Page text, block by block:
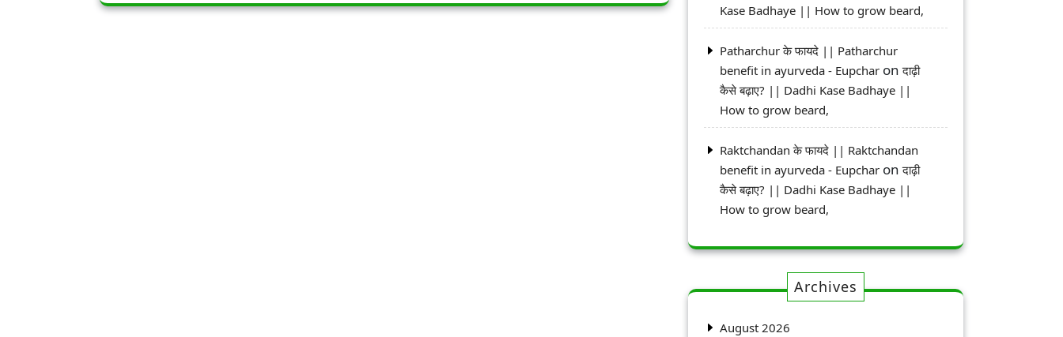
Kase Badhaye || How to grow beard,
Patharchur के फायदे || Patharchur
benefit in ayurveda - Eupchar onदाढ़ी
कैसे बढ़ाए? || Dadhi Kase Badhaye ||
How to grow beard,
Raktchandan के फायदे || Raktchandan
benefit in ayurveda - Eupchar onदाढ़ी
कैसे बढ़ाए? || Dadhi Kase Badhaye ||
How to grow beard,
Archives
August 2026